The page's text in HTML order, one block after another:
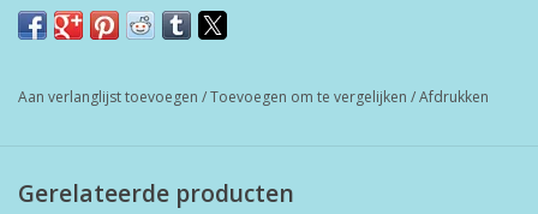
Aan verlanglijst toevoegen /Toevoegen om te vergelijken /Afdrukken
Gerelateerde producten